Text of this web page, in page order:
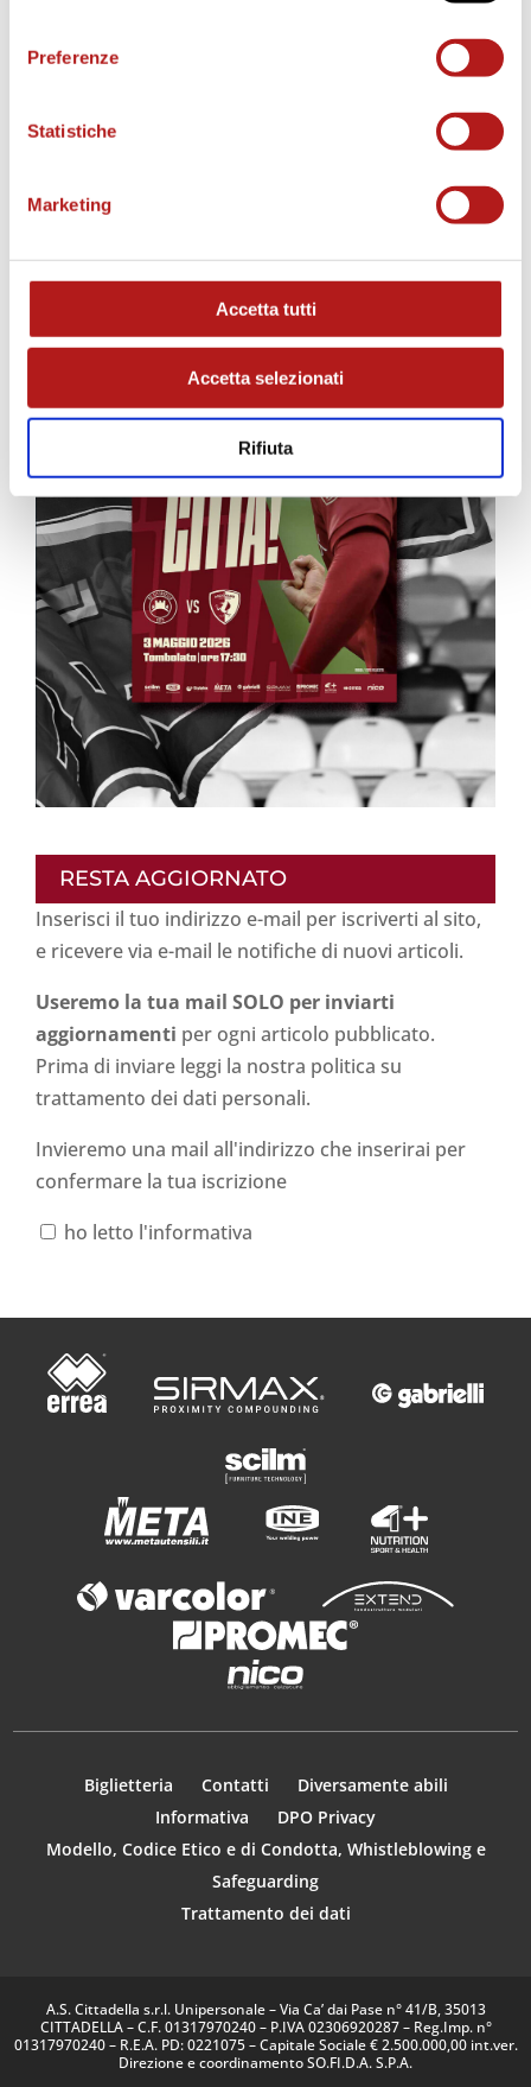
Preferenze
Statistiche
Marketing
Accetta tutti
Accetta selezionati
Rifiuta
MATCH PROGRAM
RESTA AGGIORNATO
Inserisci il tuo indirizzo e-mail per iscriverti al sito,
e ricevere via e-mail le notifiche di nuovi articoli.
Useremo la tua mail SOLO per inviarti
aggiornamenti per ogni articolo pubblicato.
Prima di inviare leggi la nostra politica su
trattamento dei dati personali.
Invieremo una mail all'indirizzo che inserirai per
confermare la tua iscrizione
ho letto l'informativa
Biglietteria Contatti
Diversamente abili
Informativa
DPO Privacy
Modello, Codice Etico e di Condotta, Whistleblowing e
Safeguarding
Trattamento dei dati
A.S. Cittadella s.r.l. Unipersonale – Via Ca’ dai Pase n° 41/B, 35013
CITTADELLA – C.F. 01317970240 – P.IVA 02306920287 – Reg.Imp. n°
01317970240 – R.E.A. PD: 0221075 – Capitale Sociale € 2.500.000,00 int.ver.
Direzione e coordinamento SO.FI.D.A. S.P.A.